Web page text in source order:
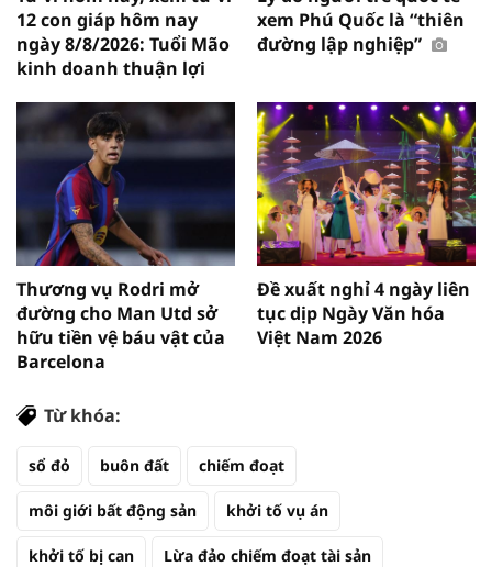
12 con giáp hôm nay
ngày 8/8/2026: Tuổi Mão
kinh doanh thuận lợi
xem Phú Quốc là “thiên
đường lập nghiệp”
Thương vụ Rodri mở
đường cho Man Utd sở
hữu tiền vệ báu vật của
Barcelona
Đề xuất nghỉ 4 ngày liên
tục dịp Ngày Văn hóa
Việt Nam 2026
Từ khóa:
sổ đỏ buôn đất chiếm đoạt
môi giới bất động sản khởi tố vụ án
khởi tố bị can Lừa đảo chiếm đoạt tài sản